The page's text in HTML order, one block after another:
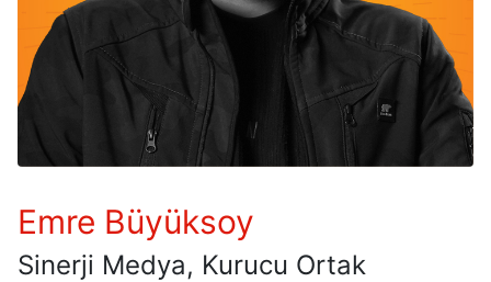
Emre Büyüksoy
Sinerji Medya, Kurucu Ortak